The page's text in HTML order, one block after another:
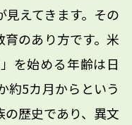
えてきます。その
のあり方です。米
を始める年齢は日
約5カ月からという
歴史であり、異文